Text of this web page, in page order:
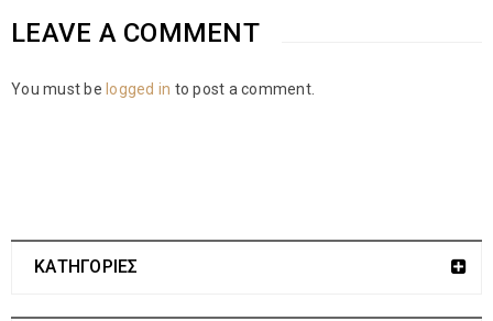
LEAVE A COMMENT
You must be logged in to post a comment.
ΚΑΤΗΓΟΡΙΕΣ